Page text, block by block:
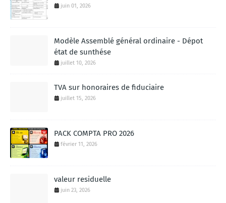
juin 01, 2026
Modèle Assemblé général ordinaire - Dépot
état de sunthése
juillet 10, 2026
TVA sur honoraires de fiduciaire
juillet 15, 2026
PACK COMPTA PRO 2026
février 11, 2026
valeur residuelle
juin 23, 2026